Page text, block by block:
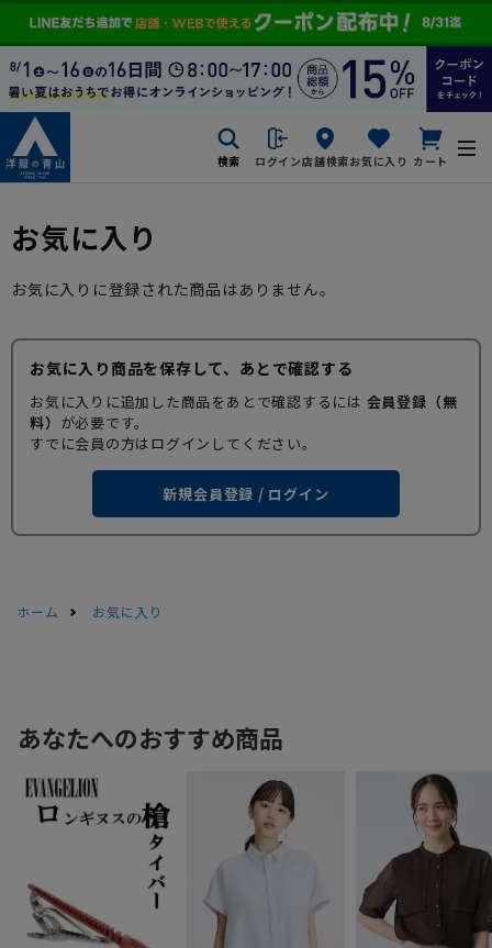
検索 ログイン店舗検索お気に入り カート
お気に入り
お気に入りに登録された商品はありません。
お気に入り商品を保存して、あとで確認する
お気に入りに追加した商品をあとで確認するには 会員登録（無
料） が必要です。
すでに会員の方はログインしてください。
新規会員登録 / ログイン
ホーム お気に入り